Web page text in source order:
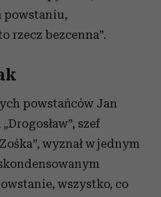
powstaniu,
rzecz bezcenna”.
powstańców Jan
szef
wyznał w jednym
wszystko, co